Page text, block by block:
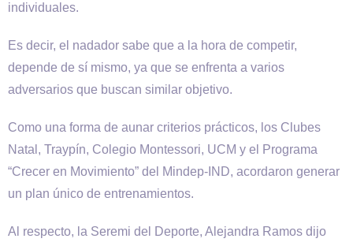
individuales.
Es decir, el nadador sabe que a la hora de competir,
depende de sí mismo, ya que se enfrenta a varios
adversarios que buscan similar objetivo.
Como una forma de aunar criterios prácticos, los Clubes
Natal, Traypín, Colegio Montessori, UCM y el Programa
“Crecer en Movimiento” del Mindep-IND, acordaron generar
un plan único de entrenamientos.
Al respecto, la Seremi del Deporte, Alejandra Ramos dijo